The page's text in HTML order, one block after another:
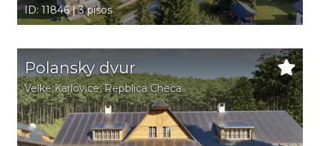
ID: 11846 | 3 pisos
Polansky dvur
Velke Karlovice, Repblica Checa